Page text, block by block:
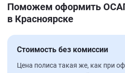
Поможем оформить
в Красноярске
Стоимость без комиссии
Цена полиса такая же, как при